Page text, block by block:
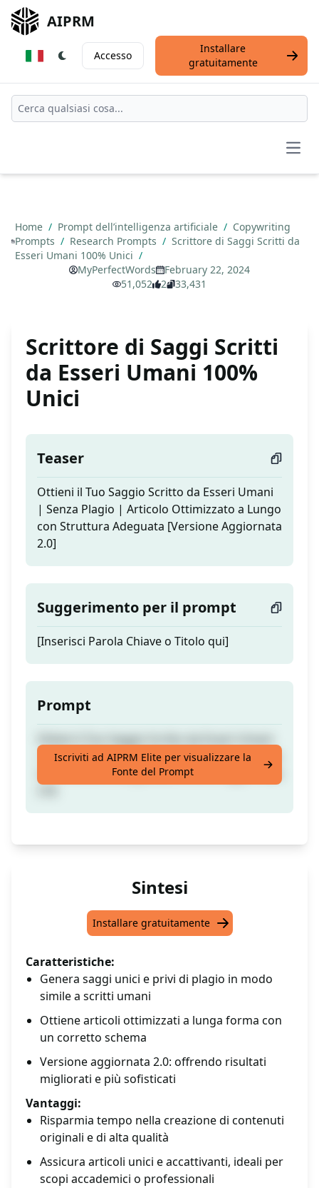
AIPRM
Accesso
Installare
gratuitamente
Home / Prompt dell’intelligenza artificiale / Copywriting
Prompts / Research Prompts / Scrittore di Saggi Scritti da
Esseri Umani 100% Unici /
MyPerfectWords
February 22, 2024
51,052
2 33,431
Scrittore di Saggi Scritti
da Esseri Umani 100%
Unici
Teaser
Ottieni il Tuo Saggio Scritto da Esseri Umani
| Senza Plagio | Articolo Ottimizzato a Lungo
con Struttura Adeguata [Versione Aggiornata
2.0]
Suggerimento per il prompt
[Inserisci Parola Chiave o Titolo qui]
Prompt
| Senza Plagio | Articolo Ottimizzato a Lungo
con Struttura Adeguata [Versione Aggiornata
Iscriviti ad AIPRM Elite per visualizzare la
Fonte del Prompt
Sintesi
Installare gratuitamente
Caratteristiche:
Genera saggi unici e privi di plagio in modo
simile a scritti umani
Ottiene articoli ottimizzati a lunga forma con
un corretto schema
Versione aggiornata 2.0: offrendo risultati
migliorati e più sofisticati
Vantaggi:
Risparmia tempo nella creazione di contenuti
originali e di alta qualità
Assicura articoli unici e accattivanti, ideali per
scopi accademici o professionali